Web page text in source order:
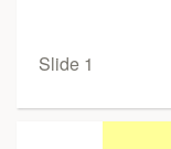
Slide 1